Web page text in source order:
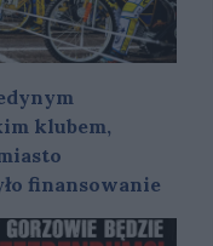
klubem,
finansowanie